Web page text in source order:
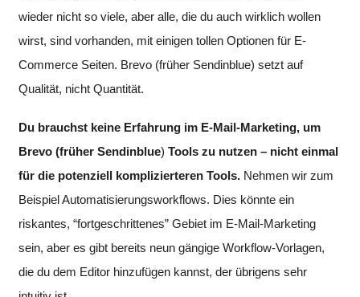
wieder nicht so viele, aber alle, die du auch wirklich wollen
wirst, sind vorhanden, mit einigen tollen Optionen für E-
Commerce Seiten. Brevo (früher Sendinblue) setzt auf
Qualität, nicht Quantität.
Du brauchst keine Erfahrung im E-Mail-Marketing, um
Brevo (früher Sendinblue) Tools zu nutzen – nicht einmal
für die potenziell komplizierteren Tools. Nehmen wir zum
Beispiel Automatisierungsworkflows. Dies könnte ein
riskantes, “fortgeschrittenes” Gebiet im E-Mail-Marketing
sein, aber es gibt bereits neun gängige Workflow-Vorlagen,
die du dem Editor hinzufügen kannst, der übrigens sehr